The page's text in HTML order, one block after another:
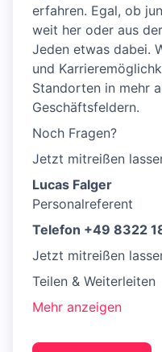
erfahren. Egal, ob
weit her oder aus
Jeden etwas dabei.
und
Standorten in mehr
Geschäftsfeldern.
Noch Fragen?
Jetzt mitreißen
Lucas Falger
Personalreferent
Telefon +49 8322
Jetzt mitreißen
Teilen & Weiterleiten
Mehr anzeigen